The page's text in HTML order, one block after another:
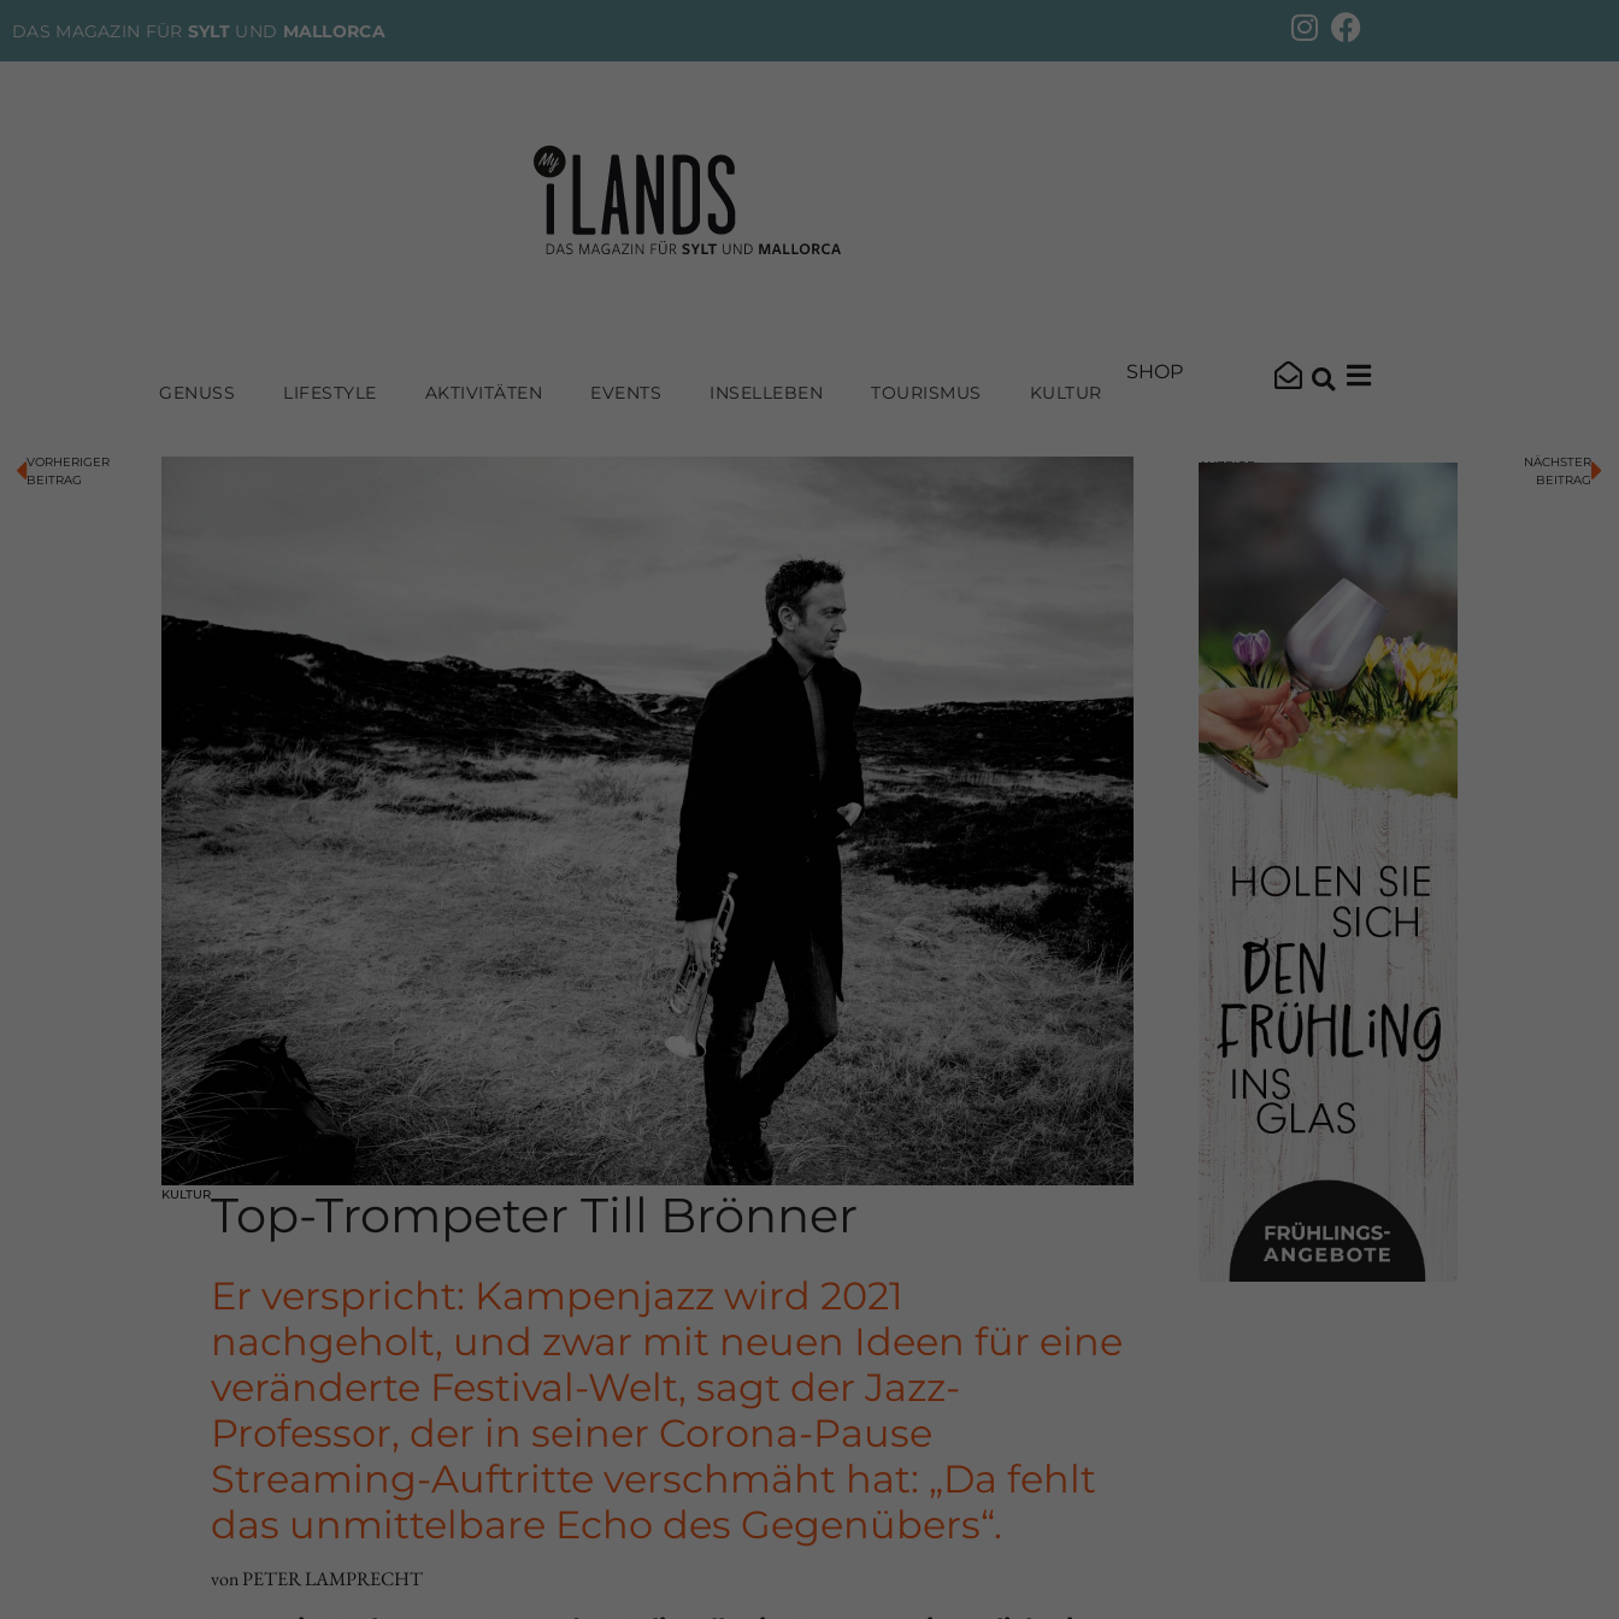
DAS MAGAZIN FÜR SYLT UND MALLORCA
GENUSS LIFESTYLE AKTIVITÄTEN EVENTS INSELLEBEN TOURISMUS KULTUR
SHOP
VORHERIGER
BEITRAG
NÄCHSTER
BEITRAG
KULTURTop-Trompeter Till Brönner
Er verspricht: Kampenjazz wird 2021
nachgeholt, und zwar mit neuen Ideen für eine
veränderte Festival-Welt, sagt der Jazz-
Professor, der in seiner Corona-Pause
Streaming-Auftritte verschmäht hat: „Da fehlt
das unmittelbare Echo des Gegenübers“.
von PETER LAMPRECHT
ANZEIGE